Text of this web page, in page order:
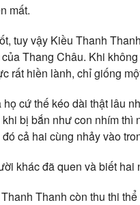
mất.
tuy vậy Kiều Thanh
Thang Châu. Khi
rất hiền lành, chỉ giống
cứ thế kéo dài thật lâu
bị bắn như con nhím
cả hai cùng nhảy vào
khác đã quen và biết hai
Thanh còn thu thi